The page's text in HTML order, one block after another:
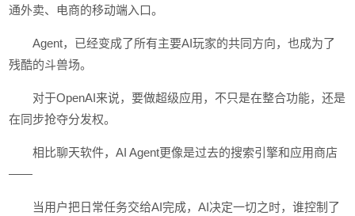
通外卖、电商的移动端入口。
Agent，已经变成了所有主要AI玩家的共同方向，也成为了
残酷的斗兽场。
对于OpenAI来说，要做超级应用，不只是在整合功能，还是
在同步抢夺分发权。
相比聊天软件，AI Agent更像是过去的搜索引擎和应用商店
——
当用户把日常任务交给AI完成，AI决定一切之时，谁控制了